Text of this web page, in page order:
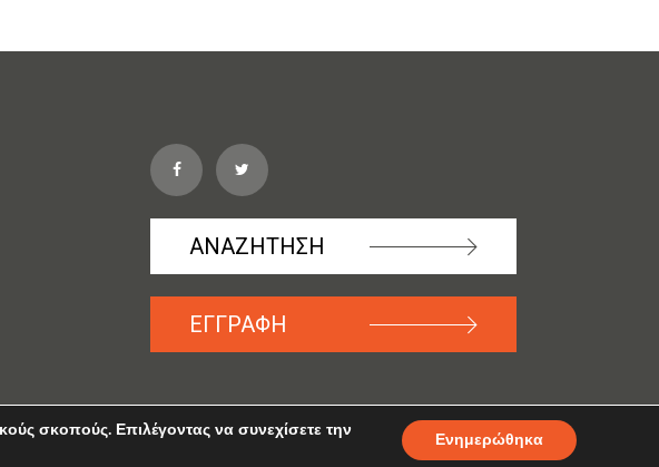
ΑΝΑΖΗΤΗΣΗ
ΕΓΓΡΑΦΗ
σκοπούς. Επιλέγοντας να συνεχίσετε την
Ενημερώθηκα